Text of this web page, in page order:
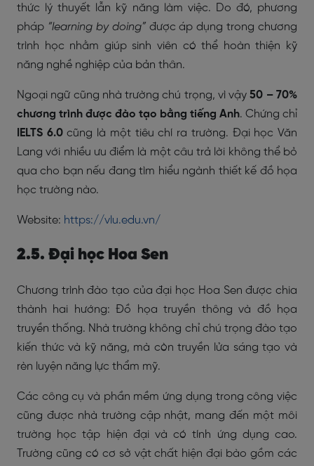
thức lý thuyết lẫn kỹ năng làm việc. Do đó, phương
pháp “learning by doing”được áp dụng trong chương
trình học nhằm giúp sinh viên có thể hoàn thiện kỹ
năng nghề nghiệp của bản thân.
Ngoại ngữ cũng nhà trường chú trọng, vì vậy50 – 70%
chương trình được đào tạo bằng tiếng Anh. Chứng chỉ
IELTS 6.0cũng là một tiêu chí ra trường. Đại học Văn
Lang với nhiều ưu điểm là một câu trả lời không thể bỏ
qua cho bạn nếu đang tìm hiểu ngành thiết kế đồ họa
học trường nào.
Website: https://vlu.edu.vn/
2.5. Đại học Hoa Sen
Chương trình đào tạo của đại học Hoa Sen được chia
thành hai hướng: Đồ họa truyền thông và đồ họa
truyền thống. Nhà trường không chỉ chú trọng đào tạo
kiến thức và kỹ năng, mà còn truyền lửa sáng tạo và
rèn luyện năng lực thẩm mỹ.
Các công cụ và phần mềm ứng dụng trong công việc
cũng được nhà trường cập nhật, mang đến một môi
trường học tập hiện đại và có tính ứng dụng cao.
Trường cũng có cơ sở vật chất hiện đại bào gồm các